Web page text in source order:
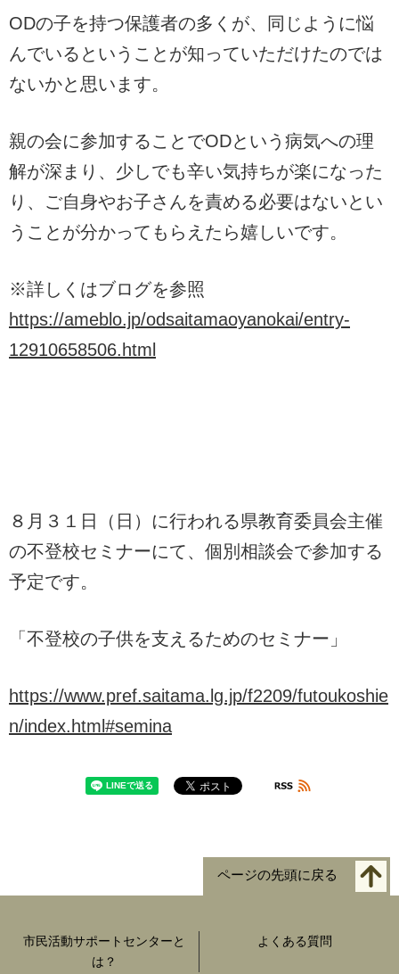
ODの子を持つ保護者の多くが、同じように悩
んでいるということが知っていただけたのでは
ないかと思います。
親の会に参加することでODという病気への理
解が深まり、少しでも辛い気持ちが楽になった
り、ご自身やお子さんを責める必要はないとい
うことが分かってもらえたら嬉しいです。
※詳しくはブログを参照
https://ameblo.jp/odsaitamaoyanokai/entry-
12910658506.html
８月３１日（日）に行われる県教育委員会主催
の不登校セミナーにて、個別相談会で参加する
予定です。
「不登校の子供を支えるためのセミナー」
https://www.pref.saitama.lg.jp/f2209/futoukoshie
n/index.html#semina
ページの先頭に戻る
市民活動サポートセンターと
は？
よくある質問